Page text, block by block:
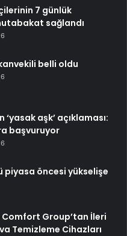
7 günlük
sağlandı
belli oldu
‘yasak aşk’ açıklaması:
başvuruyor
piyasa öncesi yükselişe
Comfort Group’tan İleri
Temizleme Cihazları